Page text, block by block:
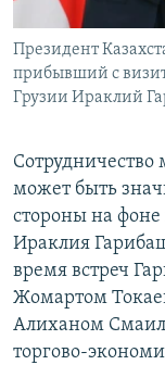
Президент
прибывший с
Грузии Ираклий
может быть
стороны на
Ираклия
время встреч
Жомартом
Алиханом
торгово-